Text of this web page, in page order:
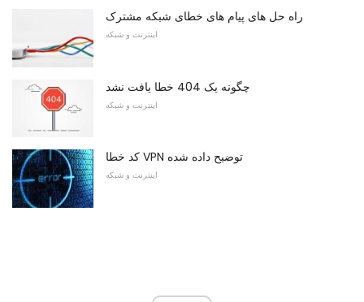
راه حل های پیام های خطای شبکه مشترک
اینترنت و شبکه
چگونه یک 404 خطا یافت نشد
اینترنت و شبکه
کد خطا VPN توضیح داده شده
اینترنت و شبکه